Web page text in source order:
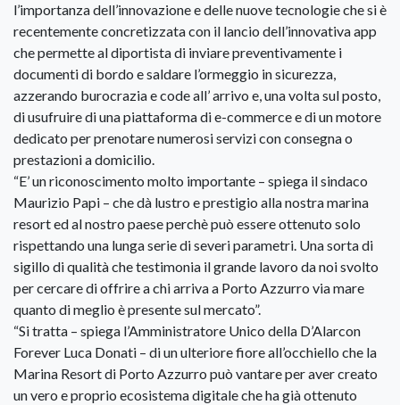
l’importanza dell’innovazione e delle nuove tecnologie che si è
recentemente concretizzata con il lancio dell’innovativa app
che permette al diportista di inviare preventivamente i
documenti di bordo e saldare l’ormeggio in sicurezza,
azzerando burocrazia e code all’ arrivo e, una volta sul posto,
di usufruire di una piattaforma di e-commerce e di un motore
dedicato per prenotare numerosi servizi con consegna o
prestazioni a domicilio.
“E’ un riconoscimento molto importante – spiega il sindaco
Maurizio Papi – che dà lustro e prestigio alla nostra marina
resort ed al nostro paese perchè può essere ottenuto solo
rispettando una lunga serie di severi parametri. Una sorta di
sigillo di qualità che testimonia il grande lavoro da noi svolto
per cercare di offrire a chi arriva a Porto Azzurro via mare
quanto di meglio è presente sul mercato”.
“Si tratta – spiega l’Amministratore Unico della D’Alarcon
Forever Luca Donati – di un ulteriore fiore all’occhiello che la
Marina Resort di Porto Azzurro può vantare per aver creato
un vero e proprio ecosistema digitale che ha già ottenuto